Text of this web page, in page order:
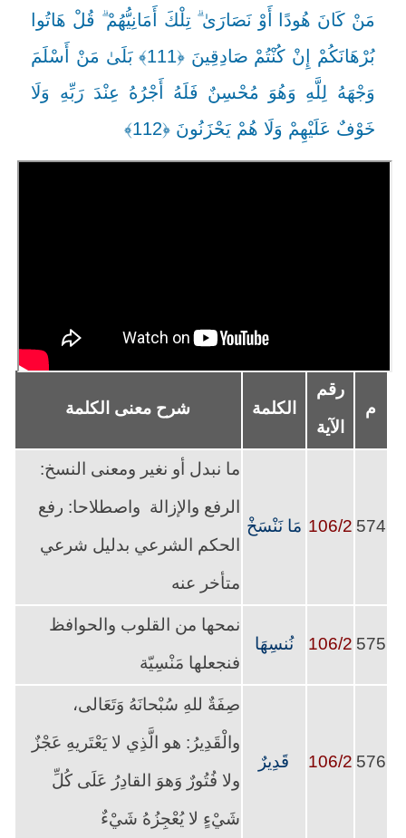
مَنْ كَانَ هُودًا أَوْ نَصَارَىٰ ۗ تِلْكَ أَمَانِيُّهُمْ ۗ قُلْ هَاتُوا
بُرْهَانَكُمْ إِنْ كُنْتُمْ صَادِقِينَ ﴿111﴾ بَلَىٰ مَنْ أَسْلَمَ
وَجْهَهُ لِلَّهِ وَهُوَ مُحْسِنٌ فَلَهُ أَجْرُهُ عِنْدَ رَبِّهِ وَلَا
خَوْفٌ عَلَيْهِمْ وَلَا هُمْ يَحْزَنُونَ ﴿112﴾
م
رقم
الآية
الكلمة شرح معنى الكلمة
574
106/2 مَا نَنْسَخْ
ما نبدل أو نغير ومعنى النسخ:
الرفع والإزالة واصطلاحا: رفع
الحكم الشرعي بدليل شرعي
متأخر عنه
575
106/2 نُنسِهَا
نمحها من القلوب والحوافظ
فنجعلها مَنْسِيّة
576
106/2 قَدِيرٌ
صِفَةٌ للهِ سُبْحانَهُ وَتَعَالى،
والْقَدِيرُ: هو الَّذِي لا يَعْتَريهِ عَجْزٌ
ولا فُتُورٌ وَهوَ القادِرُ عَلَى كُلِّ
شَيْءٍ لا يُعْجِزُهُ شَيْءٌ